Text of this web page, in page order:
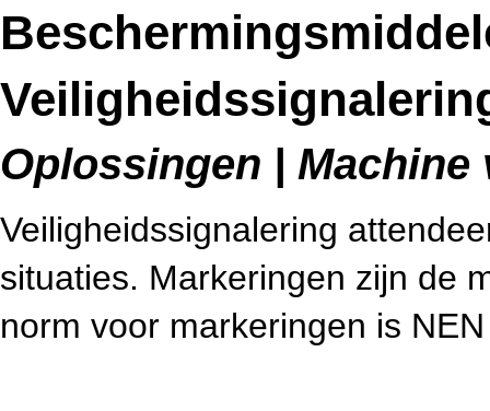
Oplossingen |
Veiligheidssignalering
situaties. Markeringen zijn de
norm voor markeringen is